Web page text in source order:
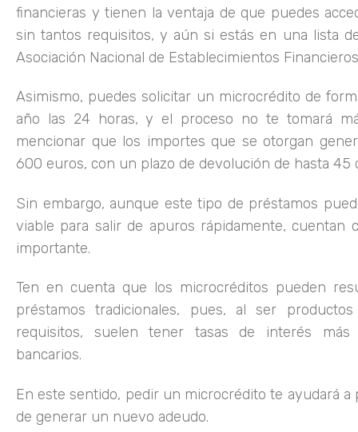
financieras y tienen la ventaja de que puedes
sin tantos requisitos, y aún si estás en una lista
Asociación Nacional de Establecimientos
Asimismo, puedes solicitar un microcrédito de
año las 24 horas, y el proceso no te tomará
mencionar que los importes que se otorgan
600 euros, con un plazo de devolución de hasta 45
Sin embargo, aunque este tipo de préstamos
viable para salir de apuros rápidamente, cuentan
importante.
Ten en cuenta que los microcréditos pueden
préstamos tradicionales, pues, al ser
requisitos, suelen tener tasas de interés
bancarios.
En este sentido, pedir un microcrédito te ayudará a
de generar un nuevo adeudo.